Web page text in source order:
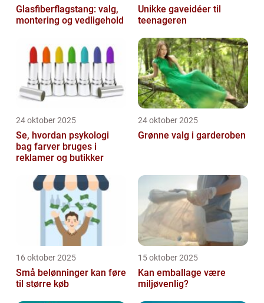
Glasfiberflagstang: valg,
montering og vedligehold
Unikke gaveidéer til
teenageren
24 oktober 2025
Se, hvordan psykologi
bag farver bruges i
reklamer og butikker
24 oktober 2025
Grønne valg i garderoben
16 oktober 2025
Små belønninger kan føre
til større køb
15 oktober 2025
Kan emballage være
miljøvenlig?